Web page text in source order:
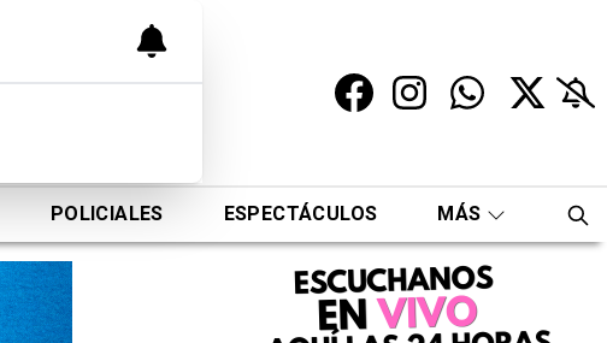
POLICIALES ESPECTÁCULOS MÁS